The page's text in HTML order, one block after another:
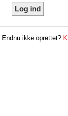
Log ind
Endnu ikke oprettet?